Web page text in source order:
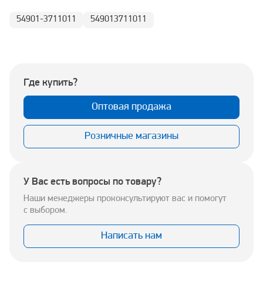
54901-3711011 549013711011
Где купить?
Оптовая продажа
Розничные магазины
У Вас есть вопросы по товару?
Наши менеджеры проконсультируют вас и помогут
с выбором.
Написать нам